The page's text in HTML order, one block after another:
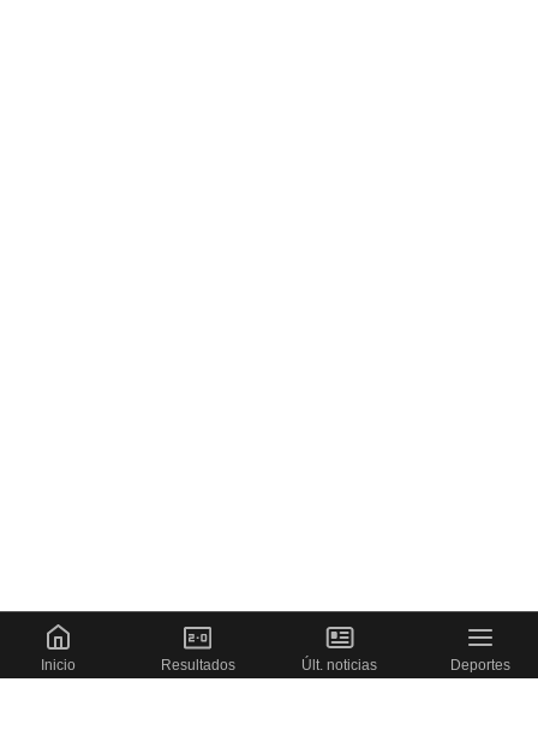
Inicio Resultados Últ. noticias Deportes